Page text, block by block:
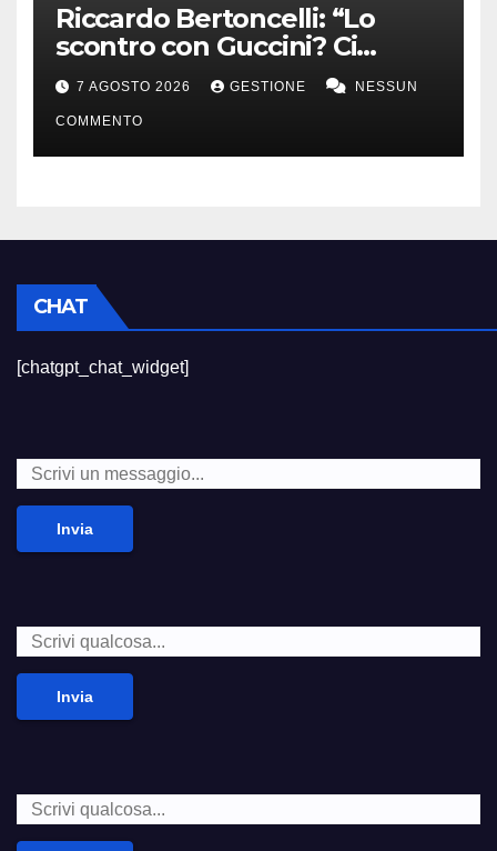
Riccardo Bertoncelli: “Lo
scontro con Guccini? Ci
volevamo bene”
7 AGOSTO 2026 GESTIONE NESSUN
COMMENTO
CHAT
[chatgpt_chat_widget]
Invia
Invia